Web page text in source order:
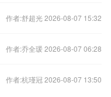
作者:舒超光 2026-08-07 15:32
作者:乔全瑗 2026-08-07 06:28
作者:杭瑾冠 2026-08-07 13:50